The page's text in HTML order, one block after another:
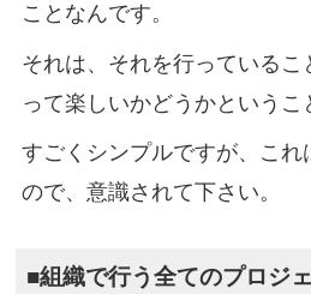
ことなんです。
それは、それを行っているこ
って楽しいかどうかというこ
すごくシンプルですが、これ
ので、意識されて下さい。
■組織で行う全てのプロジ